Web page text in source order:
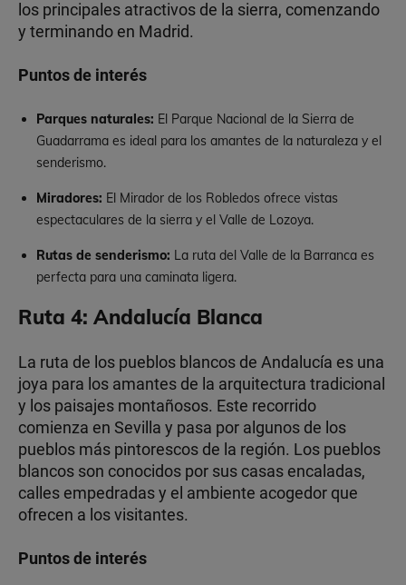
los principales atractivos de la sierra, comenzando
y terminando en Madrid.
Puntos de interés
Parques naturales: El Parque Nacional de la Sierra de
Guadarrama es ideal para los amantes de la naturaleza y el
senderismo.
Miradores: El Mirador de los Robledos ofrece vistas
espectaculares de la sierra y el Valle de Lozoya.
Rutas de senderismo: La ruta del Valle de la Barranca es
perfecta para una caminata ligera.
Ruta 4: Andalucía Blanca
La ruta de los pueblos blancos de Andalucía es una
joya para los amantes de la arquitectura tradicional
y los paisajes montañosos. Este recorrido
comienza en Sevilla y pasa por algunos de los
pueblos más pintorescos de la región. Los pueblos
blancos son conocidos por sus casas encaladas,
calles empedradas y el ambiente acogedor que
ofrecen a los visitantes.
Puntos de interés